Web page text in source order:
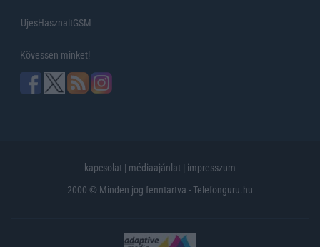
UjesHasznaltGSM
Kövessen minket!
kapcsolat | médiaajánlat | impresszum
2000 © Minden jog fenntartva - Telefonguru.hu